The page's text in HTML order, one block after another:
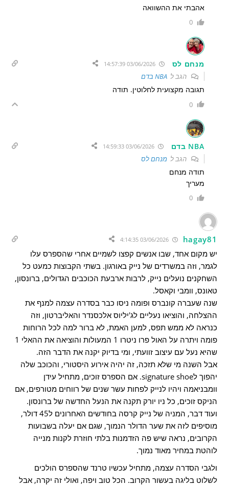
אהבתי את ההשוואה
0
מנחם לס 03/06/2026 14:57:39
הגב לNBA בדם
תגובה מקצועית לחלוטין. תודה
0
NBA בדם 03/06/2026 14:59:33
הגב למנחם לס
תודה מנחם
מעריך
0
hagay81
03/06/2026 4:14:35
יש מקום אחד, שבו אנשים קפצו לשמיים אחרי שהספרס עלו
לגמר, וזה במשרדים של נייק באורגון. בשתי הקבוצות כמעט כל
השחקנים נועלים נייק, לרבות ארבעת הכוכבים הגדולים, ברונסון,
טאונס, וומבי וקאסל.
שנה שעברה קונברס ופומה ניסו כבר בסדרה עצמה למנף את
ההצלחה, והוציאו נעליים לג'יליוס אלכסנדר והאליברטון, וזה
כנראה לא ממש תפס, למען האמת, לא ברור למה לכל הרוחות
פומה ויתרה על האול פרו ניטרו 1 המעולות והוציאה את ההאלי 1
שהיא נעל עם עיצוב זוועתי, ומי בדיוק יקנה את הדבר הזה.
אבל השנה מי שלא תזכה, זה יהיה אירוע היסטורי, והכוכב שלה
יהפוך לsignature shoe. אם הספרס זוכים, מתחיל עידן
וומבניאמה ויהיו לנייק לפחות עשר שנים של רווחים מטורפים, אם
הניקס זוכים, כל ניו יורק תקנה את הנעל החדשה של ברונסון.
ועוד דבר, המניה של נייק קרסה בחודשים האחרונים ל45 דולר,
מוסיפים לזה את שער הדולר הנמוך, שגם אם יעלה בשבועות
הקרובים, נראה שיש פה הזדמנות בלתי חוזרת לקנות מנייה
לוהטת במחיר מאוד נמוך.
ולגבי הסדרה עצמה, מתחיל עכשיו טרנד שהספרס הולכים
לשלוט בליגה בעשור הקרוב. הכל טוב ויפה, ואולי זה יקרה, אבל